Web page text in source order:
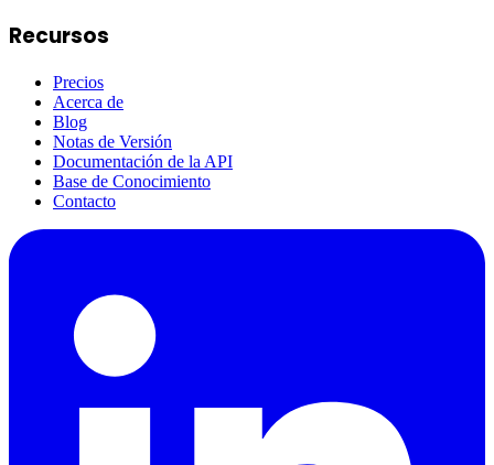
Recursos
Precios
Acerca de
Blog
Notas de Versión
Documentación de la API
Base de Conocimiento
Contacto